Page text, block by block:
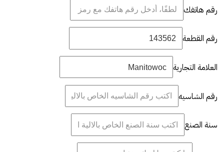
رقم هاتفك
رقم القطعة
العلامة التجارية
رقم الشاسيه
سنة الصنع